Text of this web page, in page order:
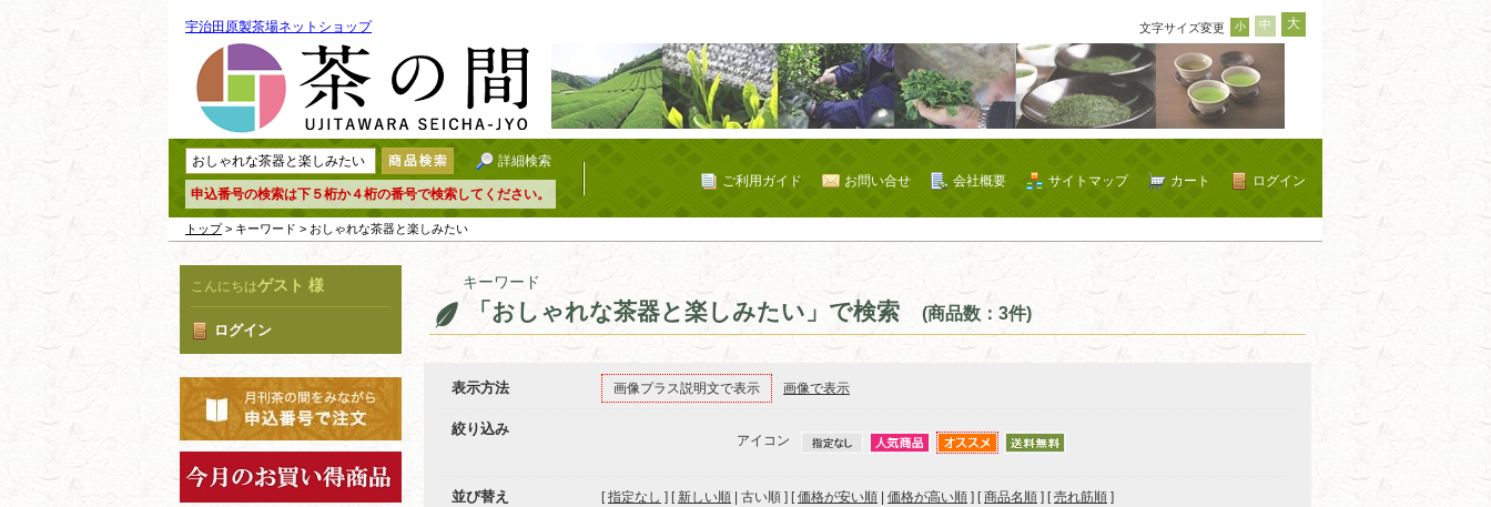
宇治田原製茶場ネットショップ 文字サイズ変更 小 中 大
詳細検索
申込番号の検索は下５桁か４桁の番号で検索してください。
ログイン
カート
サイトマップ
会社概要
お問い合せ
ご利用ガイド
トップ> キーワード > おしゃれな茶器と楽しみたい
こんにちはゲスト 様
ログイン
キーワード
「おしゃれな茶器と楽しみたい」で検索 (商品数：3件)
表示方法 画像プラス説明文で表示 画像で表示
絞り込み
アイコン
並び替え [指定なし ] [ 新しい順 | 古い順 ] [価格が安い順 価格が高い順 ] [商品名順 ] [売れ筋順 ]